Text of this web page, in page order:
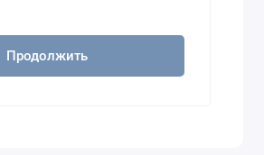
Продолжить